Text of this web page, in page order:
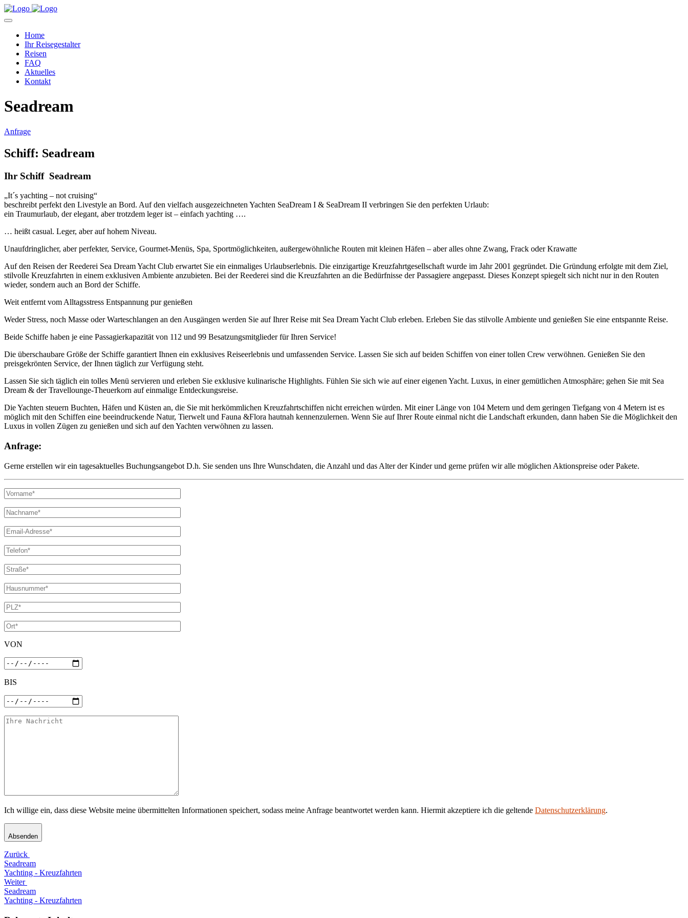
Home
Ihr Reisegestalter
Reisen
FAQ
Aktuelles
Kontakt
Seadream
Anfrage
Schiff: Seadream
Ihr Schiff Seadream
„It´s yachting – not cruising“
beschreibt perfekt den Livestyle an Bord. Auf den vielfach ausgezeichneten Yachten SeaDream I & SeaDream II verbringen Sie den perfekten Urlaub:
ein Traumurlaub, der elegant, aber trotzdem leger ist – einfach yachting ….
… heißt casual. Leger, aber auf hohem Niveau.
Unaufdringlicher, aber perfekter, Service, Gourmet-Menüs, Spa, Sportmöglichkeiten, außergewöhnliche Routen mit kleinen Häfen – aber alles ohne Zwang, Frack oder Krawatte
Auf den Reisen der Reederei Sea Dream Yacht Club erwartet Sie ein einmaliges Urlaubserlebnis. Die einzigartige Kreuzfahrtgesellschaft wurde im Jahr 2001 gegründet. Die Gründung erfolgte mit dem Ziel,
stilvolle Kreuzfahrten in einem exklusiven Ambiente anzubieten. Bei der Reederei sind die Kreuzfahrten an die Bedürfnisse der Passagiere angepasst. Dieses Konzept spiegelt sich nicht nur in den Routen
wieder, sondern auch an Bord der Schiffe.
Weit entfernt vom Alltagsstress Entspannung pur genießen
Weder Stress, noch Masse oder Warteschlangen an den Ausgängen werden Sie auf Ihrer Reise mit Sea Dream Yacht Club erleben. Erleben Sie das stilvolle Ambiente und genießen Sie eine entspannte Reise.
Beide Schiffe haben je eine Passagierkapazität von 112 und 99 Besatzungsmitglieder für Ihren Service!
Die überschaubare Größe der Schiffe garantiert Ihnen ein exklusives Reiseerlebnis und umfassenden Service. Lassen Sie sich auf beiden Schiffen von einer tollen Crew verwöhnen. Genießen Sie den
preisgekrönten Service, der Ihnen täglich zur Verfügung steht.
Lassen Sie sich täglich ein tolles Menü servieren und erleben Sie exklusive kulinarische Highlights. Fühlen Sie sich wie auf einer eigenen Yacht. Luxus, in einer gemütlichen Atmosphäre; gehen Sie mit Sea
Dream & der Travellounge-Theuerkorn auf einmalige Entdeckungsreise.
Die Yachten steuern Buchten, Häfen und Küsten an, die Sie mit herkömmlichen Kreuzfahrtschiffen nicht erreichen würden. Mit einer Länge von 104 Metern und dem geringen Tiefgang von 4 Metern ist es
möglich mit den Schiffen eine beeindruckende Natur, Tierwelt und Fauna &Flora hautnah kennenzulernen. Wenn Sie auf Ihrer Route einmal nicht die Landschaft erkunden, dann haben Sie die Möglichkeit den
Luxus in vollen Zügen zu genießen und sich auf den Yachten verwöhnen zu lassen.
Anfrage:
Gerne erstellen wir ein tagesaktuelles Buchungsangebot D.h. Sie senden uns Ihre Wunschdaten, die Anzahl und das Alter der Kinder und gerne prüfen wir alle möglichen Aktionspreise oder Pakete.
VON
BIS
Ich willige ein, dass diese Website meine übermittelten Informationen speichert, sodass meine Anfrage beantwortet werden kann. Hiermit akzeptiere ich die geltende Datenschutzerklärung.
Absenden
Zurück
Seadream
Yachting - Kreuzfahrten
Weiter
Seadream
Yachting - Kreuzfahrten